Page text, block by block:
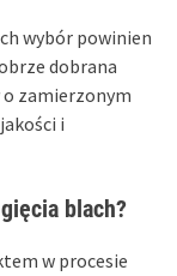
wybór powinien
dobrana
zamierzonym
i
blach?
w procesie